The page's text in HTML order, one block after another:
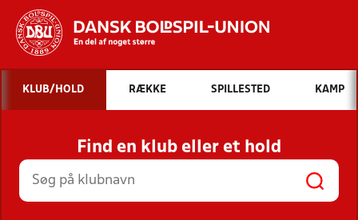
Hvad vil du søge efter?
INDHOLD OG NYHEDER
STILLINGER, RESULTATER, KLUBBER OG
HOLD
KLUB/HOLD RÆKKE SPILLESTED KAMP
Find en klub eller et hold